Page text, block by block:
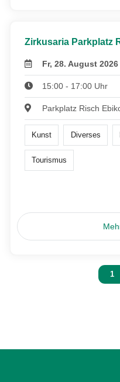
Zirkusaria Parkplatz
Fr, 28. August 2026
15:00 - 17:00 Uhr
Parkplatz Risch
Kunst Diverses
Tourismus
1